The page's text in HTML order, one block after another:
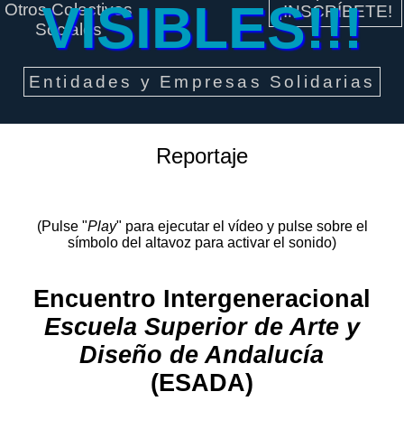
VISIBLES!!!
Otros Colectivos
Sociales
¡INSCRÍBETE!
Entidades y Empresas Solidarias
Reportaje
(Pulse "Play" para ejecutar el vídeo y pulse sobre el
símbolo del altavoz para activar el sonido)
Encuentro Intergeneracional
Escuela Superior de Arte y
Diseño de Andalucía
(ESADA)